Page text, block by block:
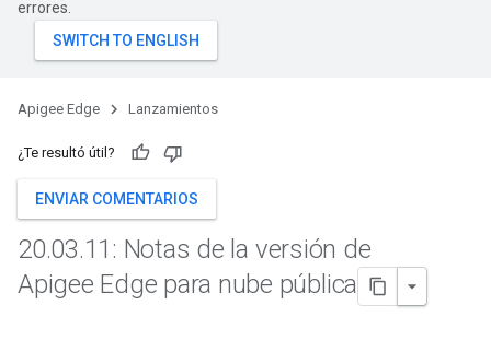
errores.
Apigee Edge Lanzamientos
¿Te resultó útil?
ENVIAR COMENTARIOS
20.03.11: Notas de la versión de
Apigee Edge para nube pública